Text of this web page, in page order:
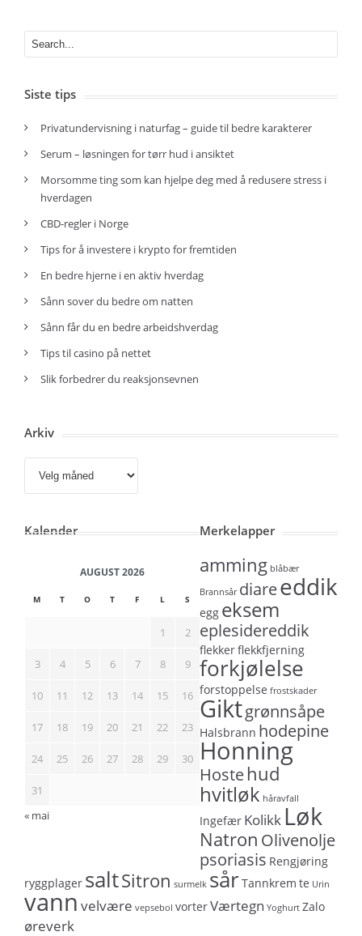
Siste tips
Privatundervisning i naturfag – guide til bedre karakterer
Serum – løsningen for tørr hud i ansiktet
Morsomme ting som kan hjelpe deg med å redusere stress i
hverdagen
CBD-regler i Norge
Tips for å investere i krypto for fremtiden
En bedre hjerne i en aktiv hverdag
Sånn sover du bedre om natten
Sånn får du en bedre arbeidshverdag
Tips til casino på nettet
Slik forbedrer du reaksjonsevnen
Arkiv
Kalender
AUGUST 2026
M T O T F L S
1 2
3 4 5 6 7 8 9
10 11 12 13 14 15 16
17 18 19 20 21 22 23
24 25 26 27 28 29 30
31
« mai
Merkelapper
amming blåbær
Brannsår diareeddik
egg eksem
eplesidereddik
flekkerflekkfjerning
forkjølelse
forstoppelse frostskader
Giktgrønnsåpe
Halsbrann hodepine
Honning
Hostehud
hvitløk håravfall
Ingefær Kolikk Løk
Natron Olivenolje
psoriasis Rengjøring
ryggplager saltSitron surmelk sårTannkrem te Urin
vann velvære vepsebol vorterVærtegn Yoghurt Zalo
øreverk